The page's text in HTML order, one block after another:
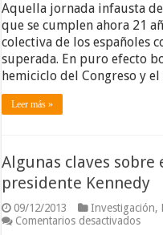
23
F
y
el
Aquella jornada infausta
que se cumplen ahora 21
colectiva de los españoles
superada. En puro efecto
hemiciclo del Congreso y
Leer más »
Algunas claves sobre
presidente Kennedy
09/12/2013 Investigación,
Comentarios desactivadosen